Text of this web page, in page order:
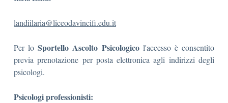
landiilaria@liceodavincifi.edu.it
Per loSportello Ascolto Psicologico l'accesso è consentito
previa prenotazione per posta elettronica agli indirizzi degli
psicologi.
Psicologi professionisti: